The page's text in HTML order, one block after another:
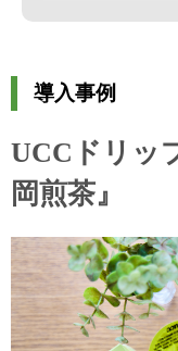
導入事例
UCCドリッ
岡煎茶』